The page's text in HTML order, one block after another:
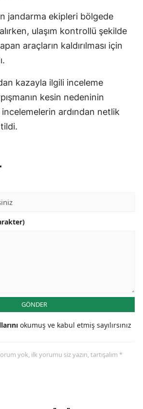
jandarma ekipleri bölgede
ulaşım kontrollü şekilde
araçların kaldırılması için
kazayla ilgili inceleme
kesin nedeninin
ardından netlik
GÖNDER
okumuş ve kabul etmiş sayılırsınız
yok, ilk yorumu siz yazın, tartışalım *